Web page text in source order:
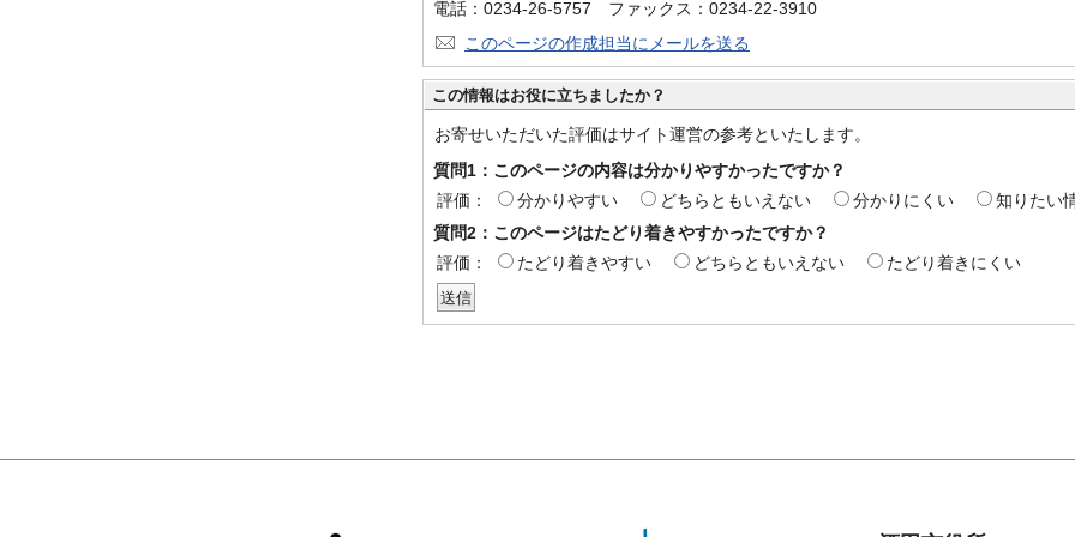
電話：0234-26-5757 ファックス：0234-22-3910
このページの作成担当にメールを送る
この情報はお役に立ちましたか？
お寄せいただいた評価はサイト運営の参考といたします。
質問1：このページの内容は分かりやすかったですか？
評価：
分かりやすい どちらともいえない 分かりにくい
知りたい
質問2：このページはたどり着きやすかったですか？
評価：
たどり着きやすい どちらともいえない たどり着きにくい